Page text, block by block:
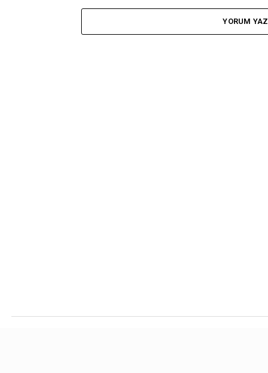
YORUM YAZ